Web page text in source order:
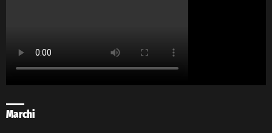
Marchi